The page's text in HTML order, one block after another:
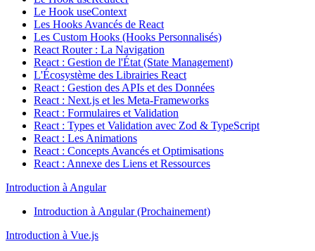
Le Hook useContext
Les Hooks Avancés de React
Les Custom Hooks (Hooks Personnalisés)
React Router : La Navigation
React : Gestion de l'État (State Management)
L'Écosystème des Librairies React
React : Gestion des APIs et des Données
React : Next.js et les Meta-Frameworks
React : Formulaires et Validation
React : Types et Validation avec Zod & TypeScript
React : Les Animations
React : Concepts Avancés et Optimisations
React : Annexe des Liens et Ressources
Introduction à Angular
Introduction à Angular (Prochainement)
Introduction à Vue.js